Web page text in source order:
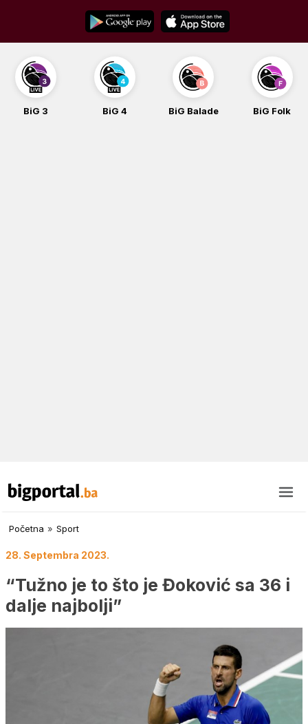
content
BiG 3 BiG 4 BiG Balade BiG Folk
Početna » Sport
28. Septembra 2023.
“Tužno je to što je Đoković sa 36 i
dalje najbolji”